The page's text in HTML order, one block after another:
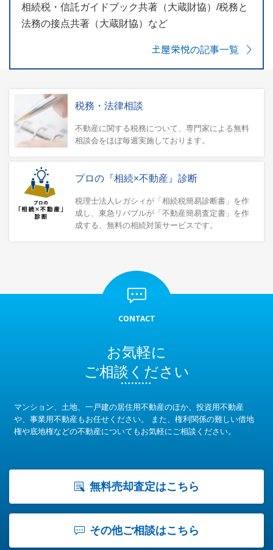
相続税・信託ガイドブック共著（大蔵財協）/税務と
法務の接点共著（大蔵財協）など
𡈽屋栄悦の記事一覧
税務・法律相談
不動産に関する税務について、専門家による無料
相談会をほぼ毎週実施しております。
プロの『相続×不動産』診断
税理士法人レガシィが「相続税簡易診断書」を作
成し、東急リバブルが「不動産簡易査定書」を作
成する、無料の相続対策サービスです。
CONTACT
お気軽に
ご相談ください
マンション、土地、一戸建の居住用不動産のほか、投資用不動産
や、事業用不動産もお任せください。
また、権利関係の難しい借地
権や底地権などの不動産についてもお気軽にご相談ください。
無料売却査定はこちら
その他ご相談はこちら